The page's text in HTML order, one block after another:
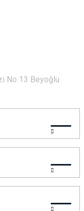
No 13 Beyoğlu